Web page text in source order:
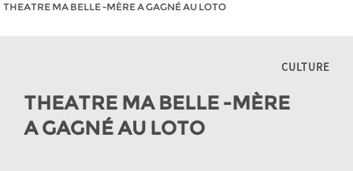
THEATRE MA BELLE -MÈRE A GAGNÉ AU LOTO
CULTURE
THEATRE MA BELLE -MÈRE
A GAGNÉ AU LOTO